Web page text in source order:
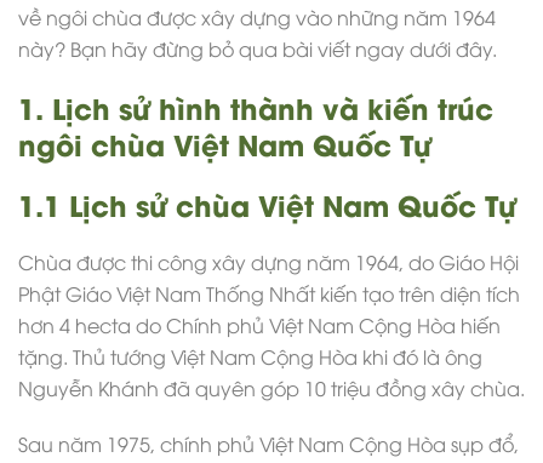
về ngôi chùa được xây dựng vào những năm 1964
này? Bạn hãy đừng bỏ qua bài viết ngay dưới đây.
1. Lịch sử hình thành và kiến trúc
ngôi chùa Việt Nam Quốc Tự
1.1 Lịch sử chùa Việt Nam Quốc Tự
Chùa đượcthi công xây dựng năm 1964, do Giáo Hội
Phật Giáo Việt Nam Thống Nhất kiến tạo trên diện tích
hơn 4 hecta do Chính phủ Việt Nam Cộng Hòa hiến
tặng. Thủ tướng Việt Nam Cộng Hòa khi đó là ông
Nguyễn Khánh đã quyên góp 10 triệu đồng xây chùa.
Sau năm 1975, chính phủ Việt Nam Cộng Hòa sụp đổ,